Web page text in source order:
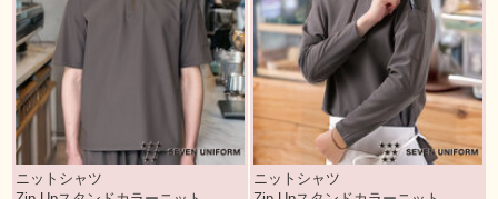
ニットシャツ
ニットシャツ